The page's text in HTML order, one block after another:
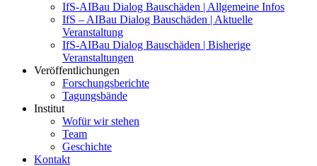
IfS-AIBau Dialog Bauschäden | Allgemeine Infos
IfS – AIBau Dialog Bauschäden | Aktuelle
Veranstaltung
IfS-AIBau Dialog Bauschäden | Bisherige
Veranstaltungen
Veröffentlichungen
Forschungsberichte
Tagungsbände
Institut
Wofür wir stehen
Team
Geschichte
Kontakt